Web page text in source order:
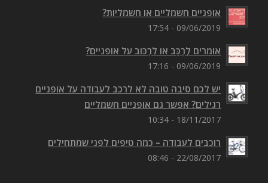
אופניים חשמליים או חשמליות?
09/06/2019 - 17:54
אומרים לִרְכַּב או לִרְכּוב על אופניים?
09/06/2019 - 17:16
יש לכם סיבה טובה לא לרכב לעבודה על אופניים
רגילים? אפשר גם אופניים חשמליים
18/11/2017 - 10:34
רוכבים לעבודה – כמה טיפים לפני שמתחילים
22/08/2017 - 08:46